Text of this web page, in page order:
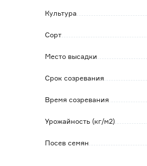
Культура
Сорт
Место высадки
Срок созревания
Время созревания
Урожайность (кг/м2)
Посев семян